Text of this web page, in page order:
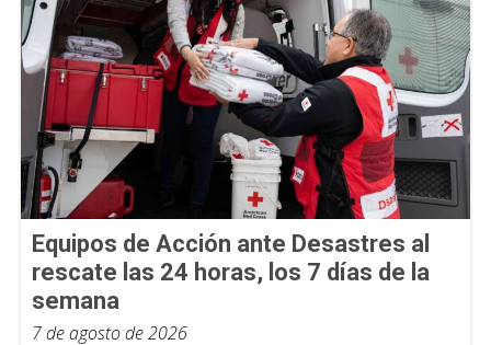
Equipos de Acción ante Desastres al
rescate las 24 horas, los 7 días de la
semana
7 de agosto de 2026